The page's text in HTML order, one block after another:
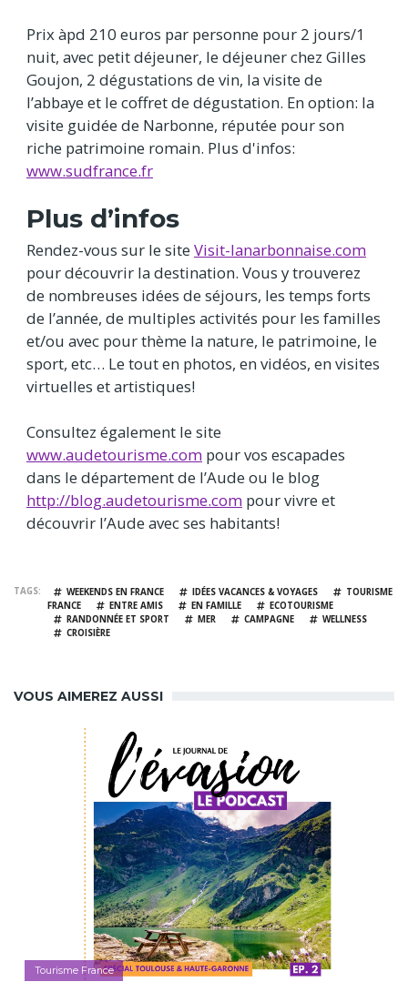
Prix àpd 210 euros par personne pour 2 jours/1
nuit, avec petit déjeuner, le déjeuner chez Gilles
Goujon, 2 dégustations de vin, la visite de
l’abbaye et le coffret de dégustation. En option: la
visite guidée de Narbonne, réputée pour son
riche patrimoine romain. Plus d'infos:
www.sudfrance.fr
Plus d’infos
Rendez-vous sur le site Visit-lanarbonnaise.com
pour découvrir la destination. Vous y trouverez
de nombreuses idées de séjours, les temps forts
de l’année, de multiples activités pour les familles
et/ou avec pour thème la nature, le patrimoine, le
sport, etc… Le tout en photos, en vidéos, en visites
virtuelles et artistiques!
Consultez également le site
www.audetourisme.com pour vos escapades
dans le département de l’Aude ou le blog
http://blog.audetourisme.com pour vivre et
découvrir l’Aude avec ses habitants!
TAGS WEEKENDS EN FRANCE IDÉES VACANCES & VOYAGES
TOURISME
FRANCE
ENTRE AMIS EN FAMILLE
ECOTOURISME
RANDONNÉE ET SPORT
MER CAMPAGNE
WELLNESS
CROISIÈRE
VOUS AIMEREZ AUSSI
Tourisme France